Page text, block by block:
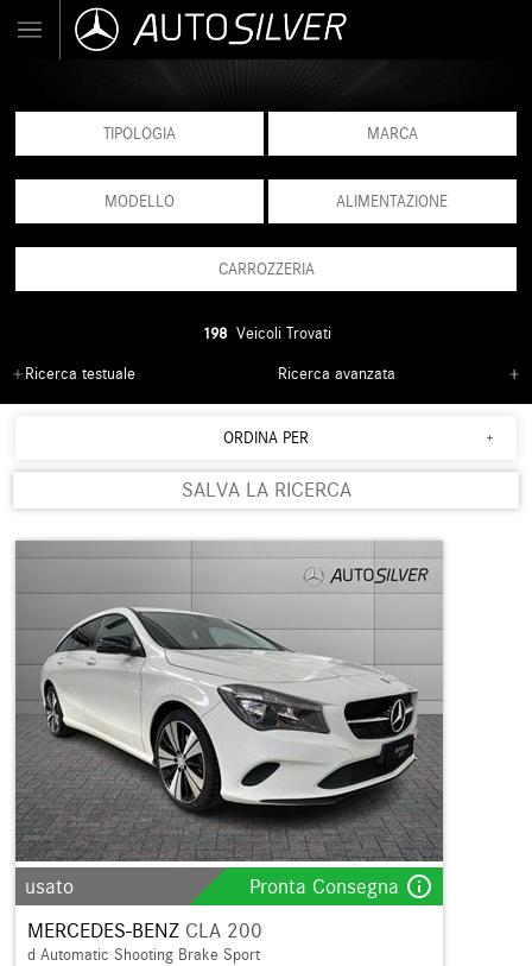
TIPOLOGIA MARCA
MODELLO ALIMENTAZIONE
CARROZZERIA
198Veicoli Trovati
Ricerca testuale
Ricerca avanzata
ORDINA PER
SALVA LA RICERCA
usato Pronta Consegna info_outline
MERCEDES-BENZ CLA 200
d Automatic Shooting Brake Sport